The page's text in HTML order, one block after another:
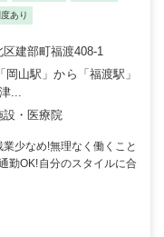
あり
区建部町福渡408-1
岡山駅」から「福渡駅」
...
設・医療院
少なめ!無理なく働くこと
勤OK!自分のスタイルに合